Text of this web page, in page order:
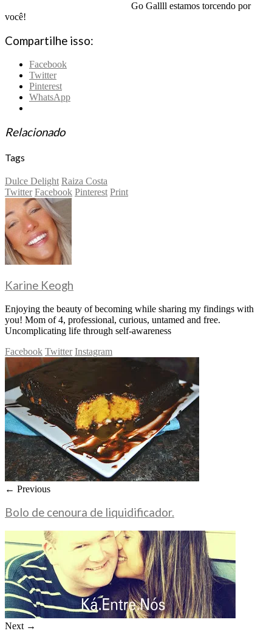
Go Gallll estamos torcendo por
você!
Compartilhe isso:
Facebook
Twitter
Pinterest
WhatsApp
Relacionado
Tags
Dulce Delight Raiza Costa
Twitter Facebook Pinterest Print
Karine Keogh
Enjoying the beauty of becoming while sharing my findings with
you! Mom of 4, professional, curious, untamed and free.
Uncomplicating life through self-awareness
Facebook Twitter Instagram
← Previous
Bolo de cenoura de liquidificador.
Next →